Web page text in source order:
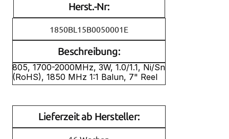
Herst.-Nr:
1850BL15B0050001E
Beschreibung:
805, 1700-2000MHz, 3W, 1.0/1.1, Ni/Sn
(RoHS), 1850 MHz 1:1 Balun, 7" Reel
Lieferzeit ab Hersteller: